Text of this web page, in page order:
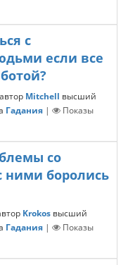
с
если все
автор Mitchell высший
Гадания |
Показы
со
ними боролись
Krokos высший
Гадания |
Показы